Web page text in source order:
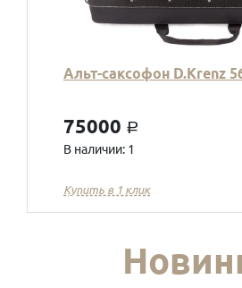
Альт-саксофон D.Krenz
75000 a
В наличии: 1
Купить в 1 клик